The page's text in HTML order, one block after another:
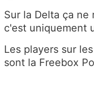
Sur la Delta ça ne
c'est uniquement
Les players sur
sont la Freebox